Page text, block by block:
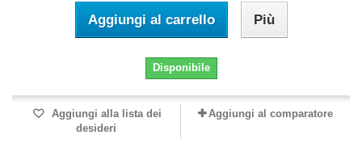
Aggiungi al carrello Più
Disponibile
Aggiungi alla lista dei
desideri
Aggiungi al comparatore